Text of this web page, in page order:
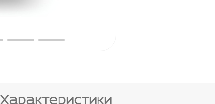
Характеристики